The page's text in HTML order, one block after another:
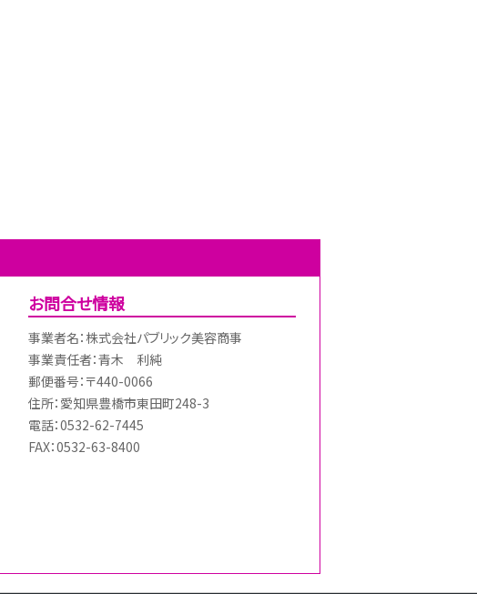
お問合せ情報
事業者名：株式会社パブリック美容商事
事業責任者：青木 利純
郵便番号：〒440-0066
住所：愛知県豊橋市東田町248-3
電話：0532-62-7445
FAX：0532-63-8400